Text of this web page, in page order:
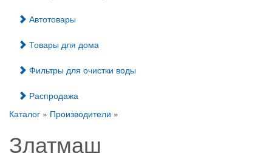
Автотовары
Товары для дома
Фильтры для очистки воды
Распродажа
Каталог » Производители »
Златмаш